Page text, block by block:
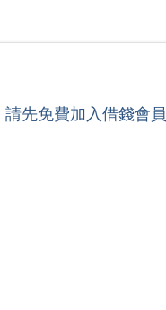
請先免費加入借錢會員